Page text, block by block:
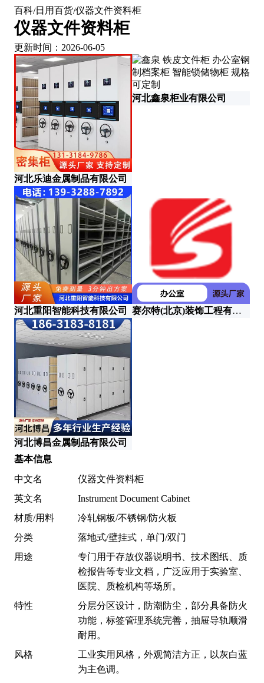
百科/日用百货/仪器文件资料柜
仪器文件资料柜
更新时间：2026-06-05
河北乐迪金属制品有限公司
河北鑫泉柜业有限公司
河北重阳智能科技有限公司 赛尔特(北京)装饰工程有限公司
河北博昌金属制品有限公司
基本信息
中文名
仪器文件资料柜
英文名
Instrument Document Cabinet
材质/用料
冷轧钢板/不锈钢/防火板
分类
落地式/壁挂式，单门/双门
用途
专门用于存放仪器说明书、技术图纸、质
检报告等专业文档，广泛应用于实验室、
医院、质检机构等场所。
特性
分层分区设计，防潮防尘，部分具备防火
功能，标签管理系统完善，抽屉导轨顺滑
耐用。
风格
工业实用风格，外观简洁方正，以灰白蓝
为主色调。